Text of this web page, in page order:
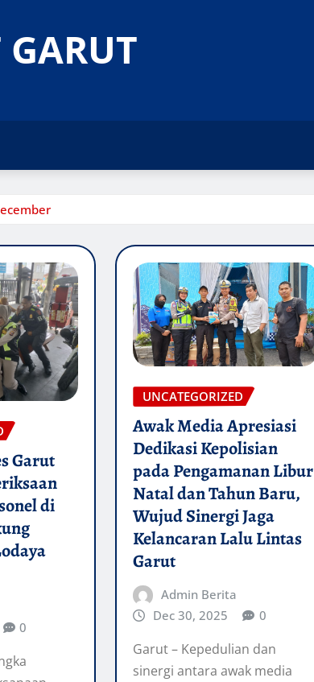
GARUT
Garut
di
0
UNCATEGORIZED
Awak Media Apresiasi
Dedikasi Kepolisian
pada Pengamanan Libur
Natal dan Tahun Baru,
Wujud Sinergi Jaga
Kelancaran Lalu Lintas
Garut
Admin Berita
Dec 30, 2025
0
Garut – Kepedulian dan
sinergi antara awak media